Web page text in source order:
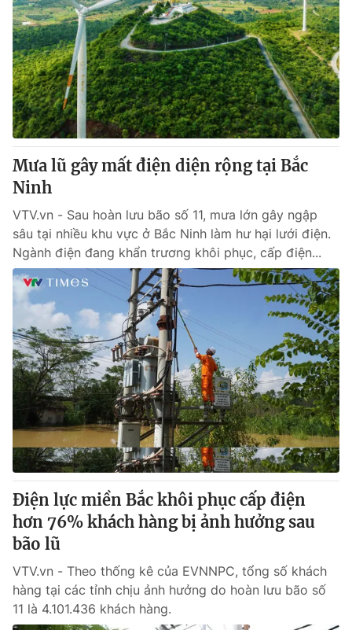
Mưa lũ gây mất điện diện rộng tại Bắc
Ninh
VTV.vn - Sau hoàn lưu bão số 11, mưa lớn gây ngập
sâu tại nhiều khu vực ở Bắc Ninh làm hư hại lưới điện.
Ngành điện đang khẩn trương khôi phục, cấp điện...
Điện lực miền Bắc khôi phục cấp điện
hơn 76% khách hàng bị ảnh hưởng sau
bão lũ
VTV.vn - Theo thống kê của EVNNPC, tổng số khách
hàng tại các tỉnh chịu ảnh hưởng do hoàn lưu bão số
11 là 4.101.436 khách hàng.